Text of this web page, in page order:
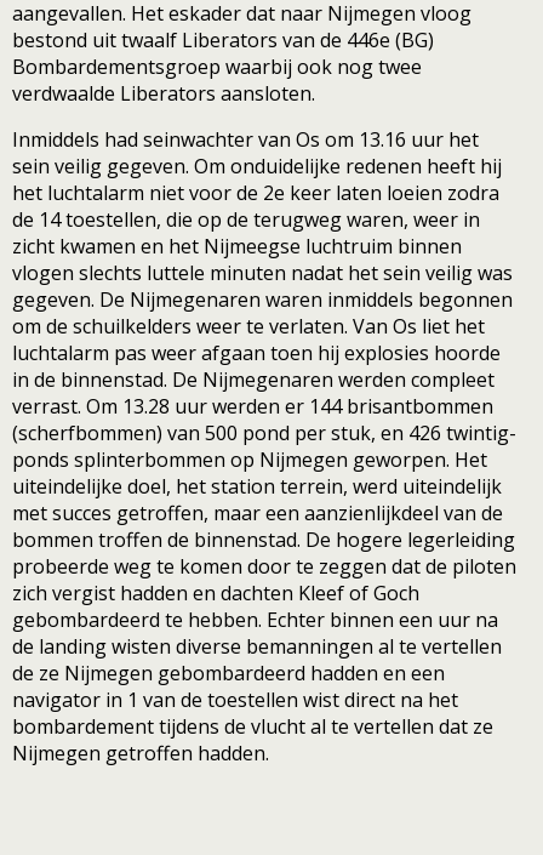
aangevallen. Het eskader dat naar Nijmegen vloog
bestond uit twaalf Liberators van de 446e (BG)
Bombardementsgroep waarbij ook nog twee
verdwaalde Liberators aansloten.
Inmiddels had seinwachter van Os om 13.16 uur het
sein veilig gegeven. Om onduidelijke redenen heeft hij
het luchtalarm niet voor de 2e keer laten loeien zodra
de 14 toestellen, die op de terugweg waren, weer in
zicht kwamen en het Nijmeegse luchtruim binnen
vlogen slechts luttele minuten nadat het sein veilig was
gegeven. De Nijmegenaren waren inmiddels begonnen
om de schuilkelders weer te verlaten. Van Os liet het
luchtalarm pas weer afgaan toen hij explosies hoorde
in de binnenstad. De Nijmegenaren werden compleet
verrast. Om 13.28 uur werden er 144 brisantbommen
(scherfbommen) van 500 pond per stuk, en 426 twintig-
ponds splinterbommen op Nijmegen geworpen. Het
uiteindelijke doel, het station terrein, werd uiteindelijk
met succes getroffen, maar een aanzienlijkdeel van de
bommen troffen de binnenstad. De hogere legerleiding
probeerde weg te komen door te zeggen dat de piloten
zich vergist hadden en dachten Kleef of Goch
gebombardeerd te hebben. Echter binnen een uur na
de landing wisten diverse bemanningen al te vertellen
de ze Nijmegen gebombardeerd hadden en een
navigator in 1 van de toestellen wist direct na het
bombardement tijdens de vlucht al te vertellen dat ze
Nijmegen getroffen hadden.